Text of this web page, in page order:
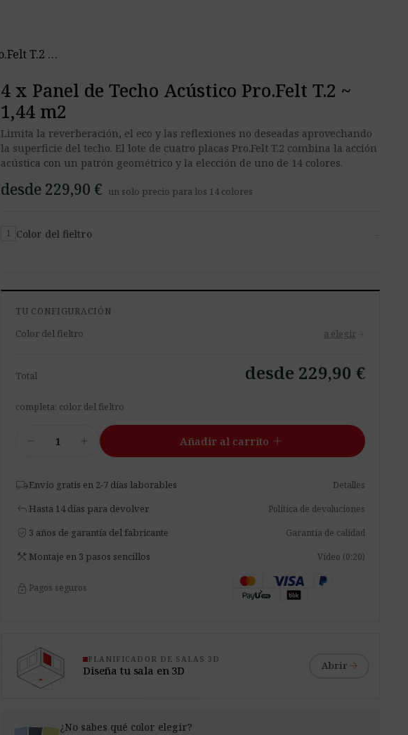
4 x Panel de Techo Acústico Pro.Felt T.2 ~ 1,44 m2
4 x Panel de Techo Acústico Pro.Felt T.2 ~
1,44 m2
Limita la reverberación, el eco y las reflexiones no deseadas aprovechando
la superficie del techo. El lote de cuatro placas Pro.Felt T.2 combina la acción
acústica con un patrón geométrico y la elección de uno de 14 colores.
desde 229,90 € un solo precio para los 14 colores
1 Color del fieltro
TU CONFIGURACIÓN
Color del fieltro a elegir arrow_forward
Total desde 229,90 €
completa: color del fieltro
de
Acústico
Pro.Felt
T.2
1,44
add Añadir al carrito add
local_shippingEnvío gratis en 2-7 días laborables Detalles
reply Hasta 14 días para devolver Política de devoluciones
verified_user 3 años de garantía del fabricante Garantía de calidad
construction Montaje en 3 pasos sencillos Vídeo (0:20)
lock Pagos seguros
PLANIFICADOR DE SALAS 3D
Diseña tu sala en 3D Abrir arrow_forward
¿No sabes qué color elegir?